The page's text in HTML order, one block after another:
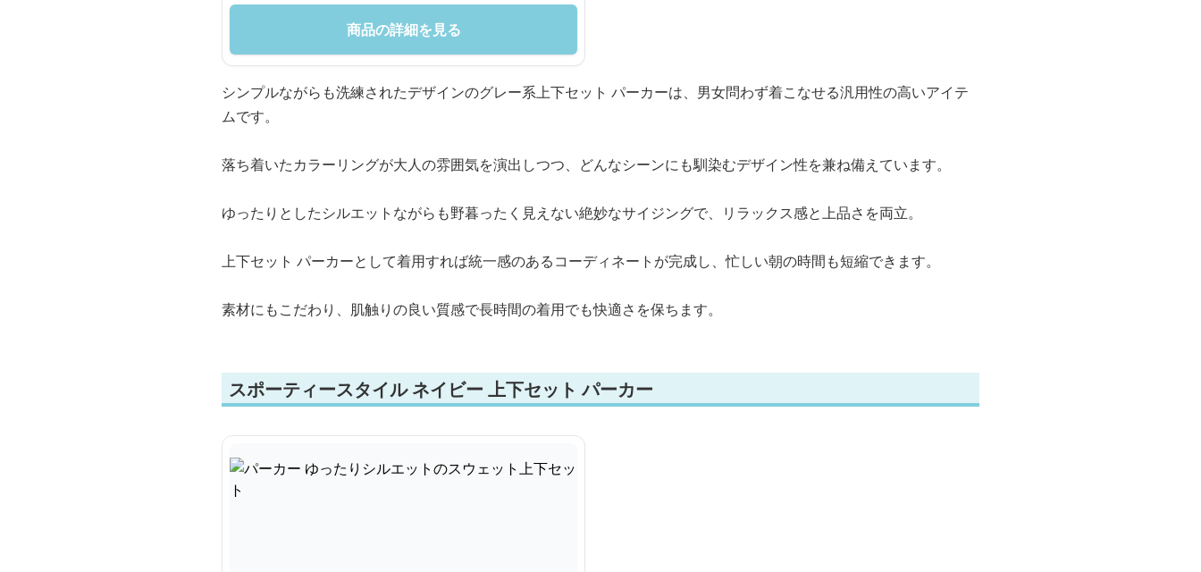
商品の詳細を見る
シンプルながらも洗練されたデザインのグレー系上下セット パーカーは、男女問わず着こなせる汎用性の高いアイテ
ムです。
落ち着いたカラーリングが大人の雰囲気を演出しつつ、どんなシーンにも馴染むデザイン性を兼ね備えています。
ゆったりとしたシルエットながらも野暮ったく見えない絶妙なサイジングで、リラックス感と上品さを両立。
上下セット パーカーとして着用すれば統一感のあるコーディネートが完成し、忙しい朝の時間も短縮できます。
素材にもこだわり、肌触りの良い質感で長時間の着用でも快適さを保ちます。
スポーティースタイル ネイビー 上下セット パーカー